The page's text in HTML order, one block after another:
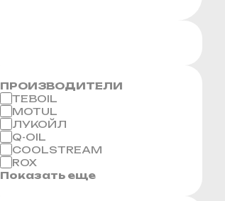
ПРОИЗВОДИТЕЛИ
TEBOIL
MOTUL
ЛУКОЙЛ
Q-OIL
COOLSTREAM
ROX
Показать еще